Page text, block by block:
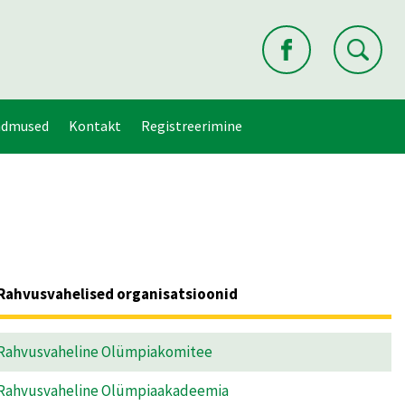
Kontakt Registreerimine
organisatsioonid
Olümpiakomitee
Olümpiaakadeemia